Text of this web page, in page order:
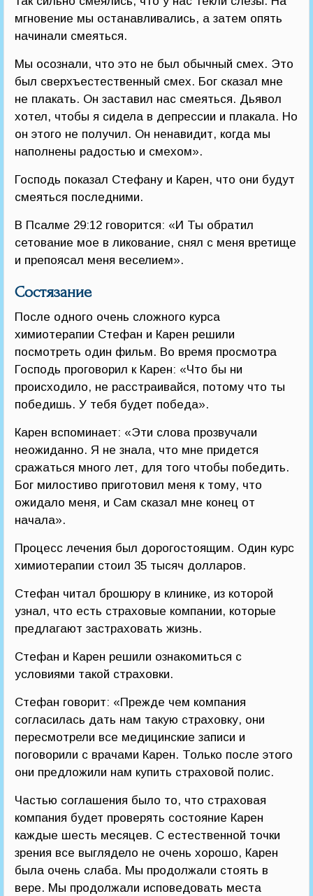
мгновение мы останавливались, а затем опять
начинали смеяться.
Мы осознали, что это не был обычный смех. Это
был сверхъестественный смех. Бог сказал мне
не плакать. Он заставил нас смеяться. Дьявол
хотел, чтобы я сидела в депрессии и плакала. Но
он этого не получил. Он ненавидит, когда мы
наполнены радостью и смехом».
Господь показал Стефану и Карен, что они будут
смеяться последними.
В Псалме 29:12 говорится: «И Ты обратил
сетование мое в ликование, снял с меня вретище
и препоясал меня веселием».
Состязание
После одного очень сложного курса
химиотерапии Стефан и Карен решили
посмотреть один фильм. Во время просмотра
Господь проговорил к Карен: «Что бы ни
происходило, не расстраивайся, потому что ты
победишь. У тебя будет победа».
Карен вспоминает: «Эти слова прозвучали
неожиданно. Я не знала, что мне придется
сражаться много лет, для того чтобы победить.
Бог милостиво приготовил меня к тому, что
ожидало меня, и Сам сказал мне конец от
начала».
Процесс лечения был дорогостоящим. Один курс
химиотерапии стоил 35 тысяч долларов.
Стефан читал брошюру в клинике, из которой
узнал, что есть страховые компании, которые
предлагают застраховать жизнь.
Стефан и Карен решили ознакомиться с
условиями такой страховки.
Стефан говорит: «Прежде чем компания
согласилась дать нам такую страховку, они
пересмотрели все медицинские записи и
поговорили с врачами Карен. Только после этого
они предложили нам купить страховой полис.
Частью соглашения было то, что страховая
компания будет проверять состояние Карен
каждые шесть месяцев. С естественной точки
зрения все выглядело не очень хорошо, Карен
была очень слаба. Мы продолжали стоять в
вере. Мы продолжали исповедовать места